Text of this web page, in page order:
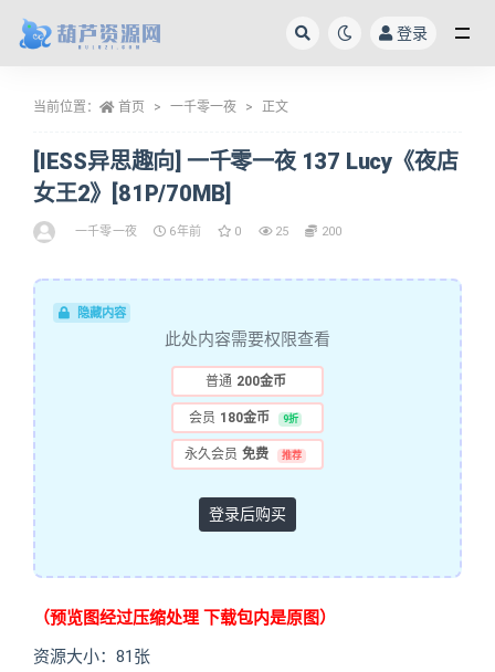
登录
当前位置： 首页 一千零一夜 正文
[IESS异思趣向] 一千零一夜 137 Lucy《夜店
女王2》[81P/70MB]
一千零一夜 6年前 0 25 200
隐藏内容
此处内容需要权限查看
普通 200金币
会员 180金币 9折
永久会员 免费 推荐
登录后购买
（预览图经过压缩处理 下载包内是原图）
资源大小：81张